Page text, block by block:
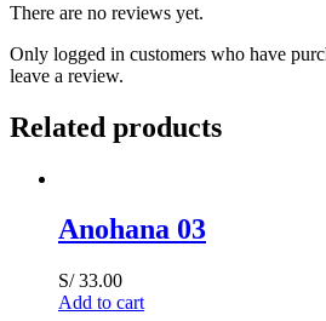
There are no reviews yet.
Only logged in customers who have
leave a review.
Related products
Anohana 03
S/33.00
Add to cart